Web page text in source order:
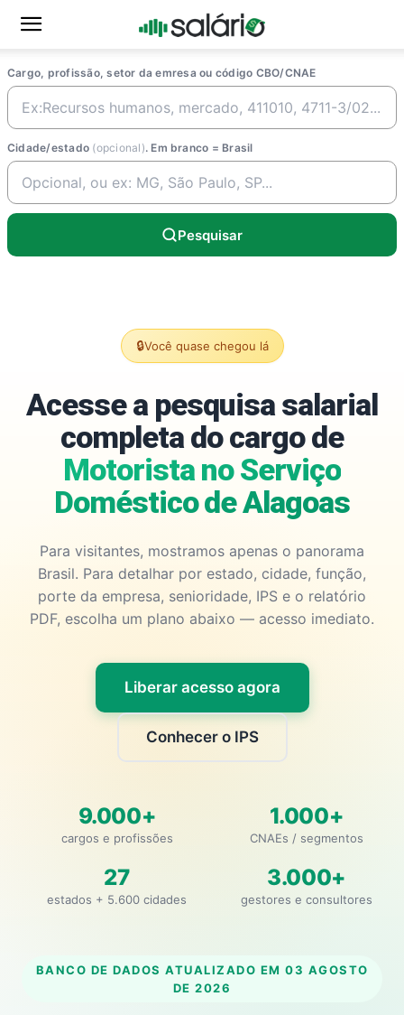
Cargo, profissão, setor da emresa ou código CBO/CNAE
Cidade/estado (opcional). Em branco = Brasil
Pesquisar
🔒Você quase chegou lá
Acesse a pesquisa salarial
completa do cargo de
Motorista no Serviço
Doméstico de Alagoas
Para visitantes, mostramos apenas o panorama
Brasil. Para detalhar por estado, cidade, função,
porte da empresa, senioridade, IPS e o relatório
PDF, escolha um plano abaixo — acesso imediato.
Liberar acesso agora
Conhecer o IPS
9.000+
cargos e profissões
1.000+
CNAEs / segmentos
27
estados + 5.600 cidades
3.000+
gestores e consultores
BANCO DE DADOS ATUALIZADO EM 03 AGOSTO
DE 2026